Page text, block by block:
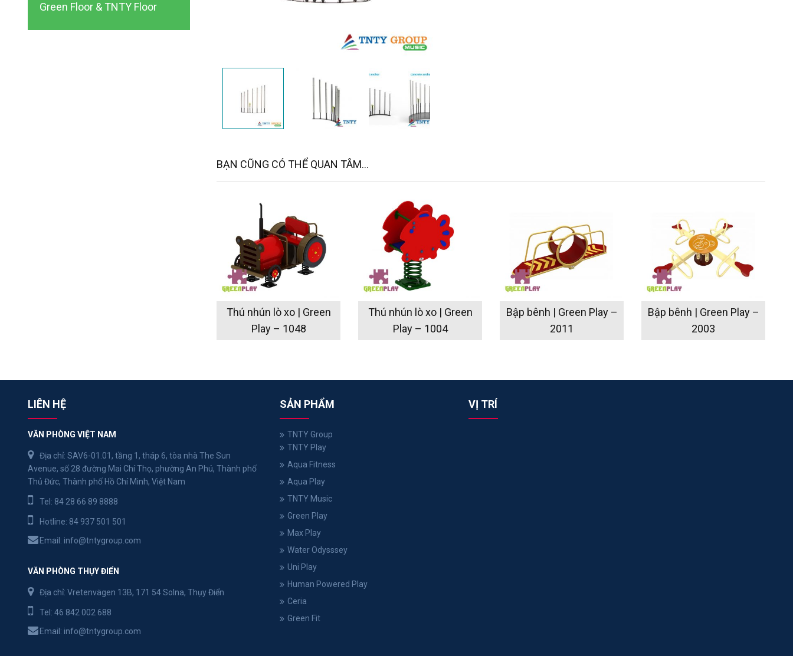
BẠN CŨNG CÓ THỂ QUAN TÂM...
Thú nhún lò xo | Green
Play – 1048
Thú nhún lò xo | Green
Play – 1004
Bập bênh | Green Play –
2011
Bập bênh | Green Play –
2003
Green Floor & TNTY Floor
LIÊN HỆ
VĂN PHÒNG VIỆT NAM
Địa chỉ: SAV6-01.01, tầng 1, tháp 6, tòa nhà The Sun
Avenue, số 28 đường Mai Chí Thọ, phường An Phú, Thành phố
Thủ Đức, Thành phố Hồ Chí Minh, Việt Nam
Tel: 84 28 66 89 8888
Hotline: 84 937 501 501
Email: info@tntygroup.com
VĂN PHÒNG THỤY ĐIỂN
Địa chỉ: Vretenvägen 13B, 171 54 Solna, Thụy Điển
Tel: 46 842 002 688
Email: info@tntygroup.com
SẢN PHẨM
TNTY Group
TNTY Play
Aqua Fitness
Aqua Play
TNTY Music
Green Play
Max Play
Water Odysssey
Uni Play
Human Powered Play
Ceria
Green Fit
VỊ TRÍ